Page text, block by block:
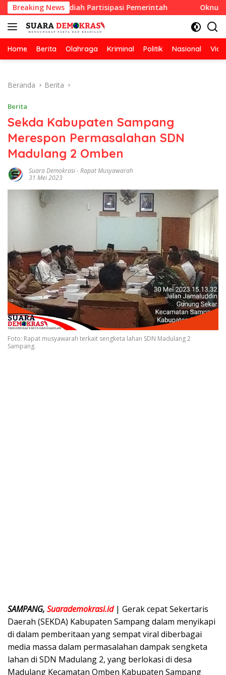
Langsung
ke
konten
Breaking News
Berhadiah Partisipasi Pemerintah Oknum Guru
Home Berita Olahraga Kriminal Politik Nasional
Beranda Berita
Berita
Sekda Kabupaten Sampang
Merespon Permasalahan SDN
Madulang 2 Omben
Suara Demokrasi-Rapat Musyawarah
31 Mei 2023
Foto: Rapat musyawarah terkait sengketa lahan SDN Madulang 2
Sampang.
SAMPANG, Suarademokrasi.id| Gerak cepat Sekertaris
Daerah (SEKDA) Kabupaten Sampang dalam menyikapi
di dalam pemberitaan yang sempat viral diberbagai
media massa dalam permasalahan dampak sengketa
lahan di SDN Madulang 2, yang berlokasi di desa
Madulang Kecamatan Omben Kabupaten Sampang